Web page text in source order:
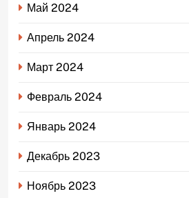
Май 2024
Апрель 2024
Март 2024
Февраль 2024
Январь 2024
Декабрь 2023
Ноябрь 2023